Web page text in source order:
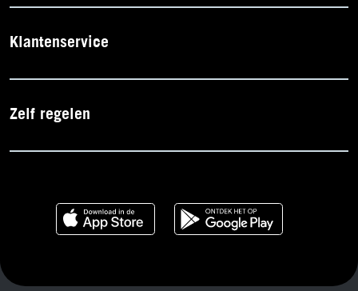
Klantenservice
Zelf regelen